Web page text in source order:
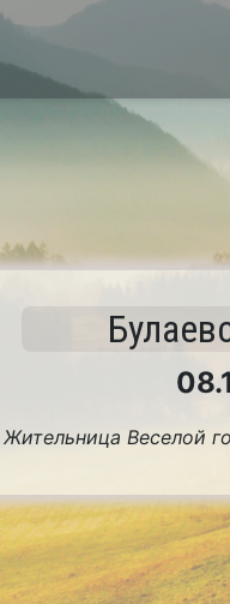
Жительница Веселой